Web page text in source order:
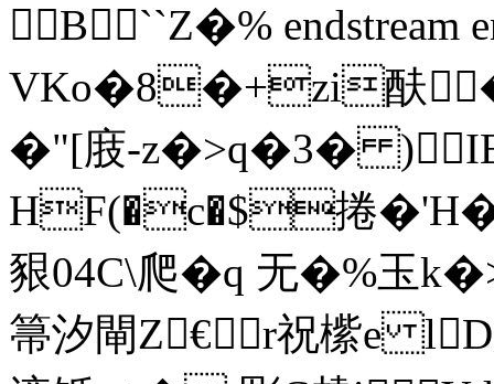
B``Z�% endstream
VKo�8�+zi酜�
�"[庪-z�>q�3�
HF(�c�$捲
豤04C\爬�q 无�%玉
箒汐閘Z€r祝橴e